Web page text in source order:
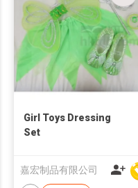
Girl Toys Dressing
Set
嘉宏制品有限公司